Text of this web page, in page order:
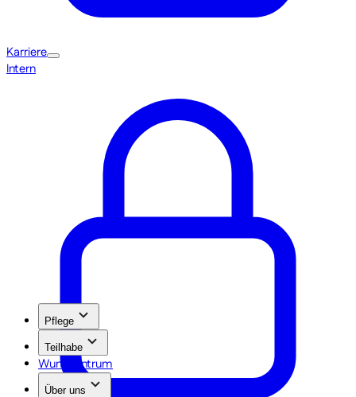
Karriere
Intern
Pflege
Teilhabe
Wundzentrum
Über uns